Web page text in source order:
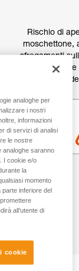
Rischio di
moschettone,
sfregamenti
bloccaggio
l'apertura
analoghe per
i nostri
informazioni
di servizi di analisi
le nostre
analoghe saranno
I cookie e/o
la
momento
parte inferiore del
all’utente di
cookie